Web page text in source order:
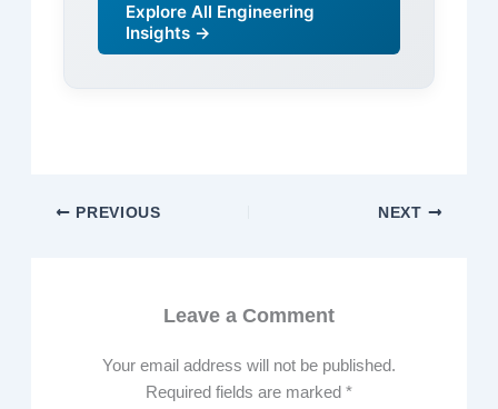
Explore All Engineering
Insights →
PREVIOUS NEXT
Leave a Comment
Your email address will not be published.
Required fields are marked *